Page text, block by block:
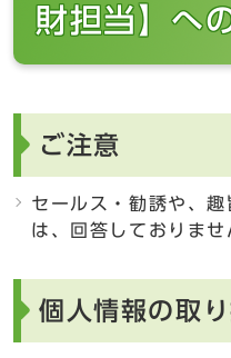
財担当】へ
ご注意
セールス・勧誘や、
は、回答しておりませ
個人情報の取